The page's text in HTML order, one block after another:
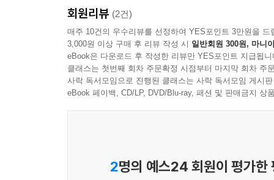
2.9.1 소프트웨어 정보 153
연습문제 154
3장 심층 신경망의 훈련
3.1 소개 157
3.2 아주 상세한 역전파 알고리즘 160
3.2.4 활성화 전 값을 이용한 역전파 171
3.2.5 여러 활성화 함수의 갱신 공식 174
이 책의 대상 독자
이 책의 주된 대상은 대학원생과 연구자, 실무자
학습이 실제로 어떻게 쓰이는지 독자가 가늠할 수
회원리뷰 (2건)
매주 10건의 우수리뷰를 선정하여 YES포인트 3만원을 드
3,000원 이상 구매 후 리뷰 작성 시 일반회원 300원, 마니
eBook은 다운로드 후 작성한 리뷰만 YES포인트 지급됩니
클래스는 첫번째 회차 주문확정 시점부터 마지막 회차 주
사락 독서모임으로 진행된 클래스는 사락 독서모임 게시
eBook 페이백, CD/LP, DVD/Blu-ray, 패션 및 판매금지 상
2명의 예스24 회원이 평가한